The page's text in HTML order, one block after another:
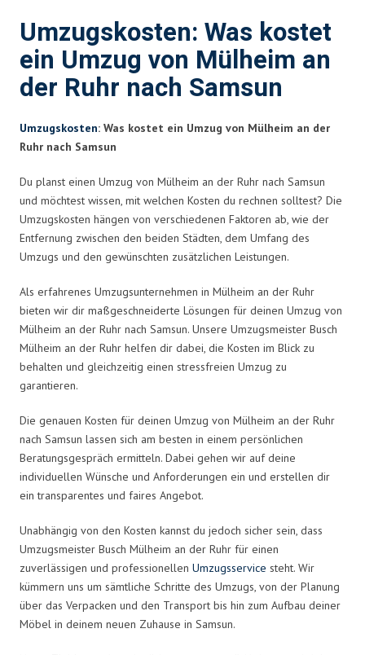
Umzugskosten: Was kostet
ein Umzug von Mülheim an
der Ruhr nach Samsun
Umzugskosten: Was kostet ein Umzug von Mülheim an der
Ruhr nach Samsun
Du planst einen Umzug von Mülheim an der Ruhr nach Samsun
und möchtest wissen, mit welchen Kosten du rechnen solltest? Die
Umzugskosten hängen von verschiedenen Faktoren ab, wie der
Entfernung zwischen den beiden Städten, dem Umfang des
Umzugs und den gewünschten zusätzlichen Leistungen.
Als erfahrenes Umzugsunternehmen in Mülheim an der Ruhr
bieten wir dir maßgeschneiderte Lösungen für deinen Umzug von
Mülheim an der Ruhr nach Samsun. Unsere Umzugsmeister Busch
Mülheim an der Ruhr helfen dir dabei, die Kosten im Blick zu
behalten und gleichzeitig einen stressfreien Umzug zu
garantieren.
Die genauen Kosten für deinen Umzug von Mülheim an der Ruhr
nach Samsun lassen sich am besten in einem persönlichen
Beratungsgespräch ermitteln. Dabei gehen wir auf deine
individuellen Wünsche und Anforderungen ein und erstellen dir
ein transparentes und faires Angebot.
Unabhängig von den Kosten kannst du jedoch sicher sein, dass
Umzugsmeister Busch Mülheim an der Ruhr für einen
zuverlässigen und professionellen Umzugsservice steht. Wir
kümmern uns um sämtliche Schritte des Umzugs, von der Planung
über das Verpacken und den Transport bis hin zum Aufbau deiner
Möbel in deinem neuen Zuhause in Samsun.